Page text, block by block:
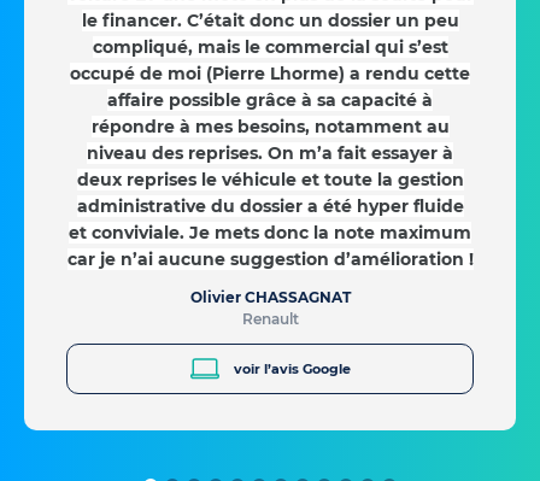
le financer. C’était donc un dossier un peu
compliqué, mais le commercial qui s’est
occupé de moi (Pierre Lhorme) a rendu cette
affaire possible grâce à sa capacité à
répondre à mes besoins, notamment au
niveau des reprises. On m’a fait essayer à
deux reprises le véhicule et toute la gestion
administrative du dossier a été hyper fluide
et conviviale. Je mets donc la note maximum
car je n’ai aucune suggestion d’amélioration !
Olivier CHASSAGNAT
Renault
voir l’avis Google